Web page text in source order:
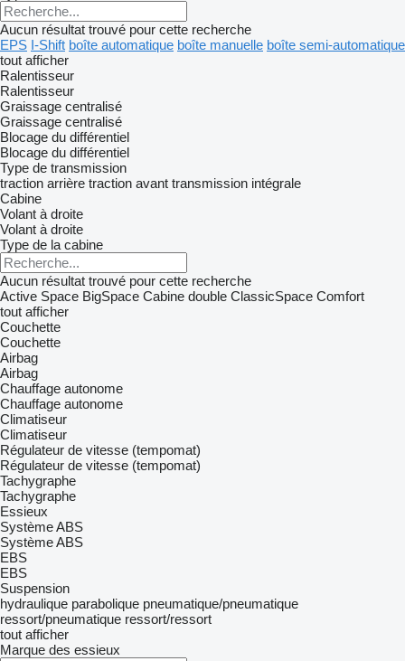
Aucun résultat trouvé pour cette recherche
EPS I-Shift boîte automatique boîte manuelle boîte semi-automatique
tout afficher
Ralentisseur
Ralentisseur
Graissage centralisé
Graissage centralisé
Blocage du différentiel
Blocage du différentiel
Type de transmission
traction arrière traction avant transmission intégrale
Cabine
Volant à droite
Volant à droite
Type de la cabine
Aucun résultat trouvé pour cette recherche
Active Space BigSpace Cabine double ClassicSpace Comfort
tout afficher
Couchette
Couchette
Airbag
Airbag
Chauffage autonome
Chauffage autonome
Climatiseur
Climatiseur
Régulateur de vitesse (tempomat)
Régulateur de vitesse (tempomat)
Tachygraphe
Tachygraphe
Essieux
Système ABS
Système ABS
EBS
EBS
Suspension
hydraulique parabolique pneumatique/pneumatique
ressort/pneumatique ressort/ressort
tout afficher
Marque des essieux